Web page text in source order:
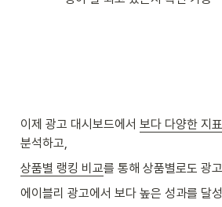
이제 광고 대시보드에서 보다 다양한 지표
분석하고,
상품별 랭킹 비교를 통해 상품별로도 광
에이블리 광고에서 보다 높은 성과를 달